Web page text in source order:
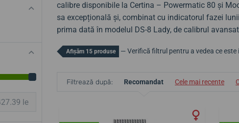
calibre disponibile la Certina – Powermatic 80 și
sa excepțională și, combinat cu indicatorul fazei
prima dată în modelul DS-8 Lady, de calibrul
Afișăm 15 produse — Verifică filtrul pentru a vedea ce
Filtrează după: Recomandat Cele mai recente